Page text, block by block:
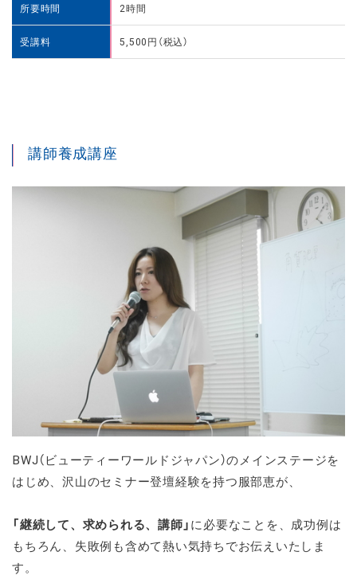
所要時間 2時間
受講料 5,500円（税込）
講師養成講座
BWJ（ビューティーワールドジャパン）のメインステージを
はじめ、沢山のセミナー登壇経験を持つ服部恵が、
「継続して、求められる、講師」に必要なことを、成功例は
もちろん、失敗例も含めて熱い気持ちでお伝えいたしま
す。